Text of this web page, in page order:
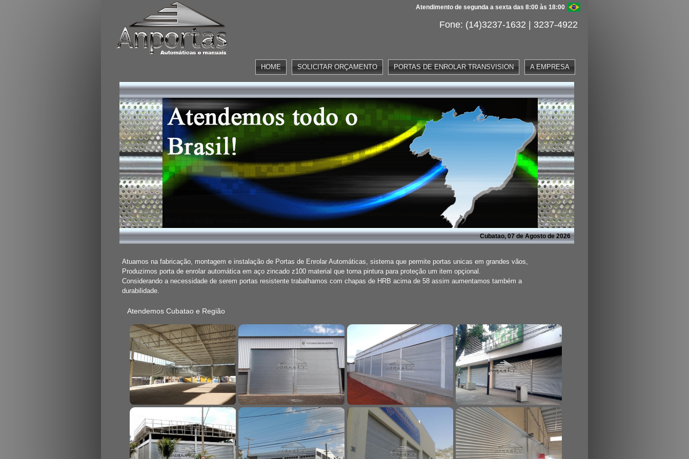
Atendimento de segunda a sexta das 8:00 às 18:00
Fone: (14)3237-1632 | 3237-4922
HOME SOLICITAR ORÇAMENTO PORTAS DE ENROLAR TRANSVISION A EMPRESA
Cubatao, 07 de Agosto de 2026
Atuamos na fabricação, montagem e instalação de Portas de Enrolar Automáticas, sistema que permite portas unicas em grandes vãos,
Produzimos porta de enrolar automática em aço zincado z100 material que torna pintura para proteção um item opçional.
Considerando a necessidade de serem portas resistente trabalhamos com chapas de HRB acima de 58 assim aumentamos também a
durabilidade.
Atendemos Cubatao e Região